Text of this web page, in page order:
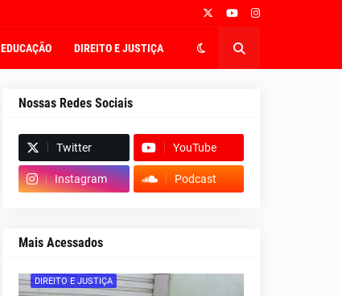
EDUCAÇÃO DIREITO E JUSTIÇA
Nossas Redes Sociais
Twitter YouTube
Instagram Podcast
Mais Acessados
DIREITO E JUSTIÇA